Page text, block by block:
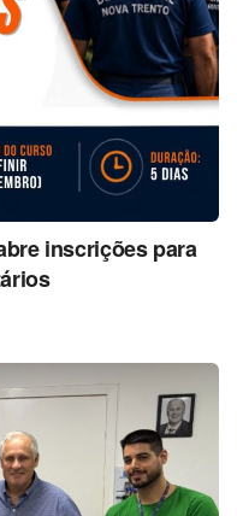
inscrições para